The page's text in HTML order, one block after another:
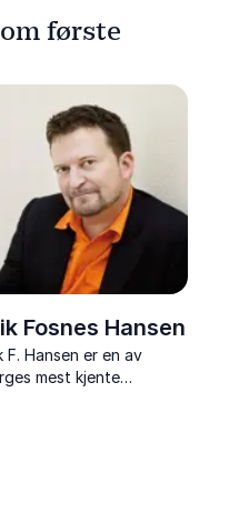
første
Fosnes Hansen
F. Hansen er en av
mest kjente